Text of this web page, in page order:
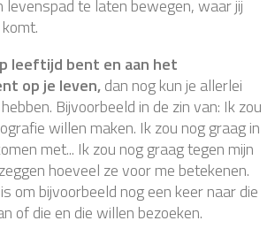
levenspad te laten bewegen, waar jij
leeftijd bent en aan het
op je leven,dan nog kun je allerlei
Bijvoorbeeld in de zin van: Ik zou
willen maken. Ik zou nog graag in
met... Ik zou nog graag tegen mijn
hoeveel ze voor me betekenen.
om bijvoorbeeld nog een keer naar die
of die en die willen bezoeken.